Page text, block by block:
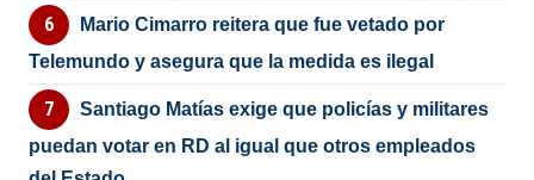
Mario Cimarro reitera que fue vetado por
Telemundo y asegura que la medida es ilegal
Santiago Matías exige que policías y militares
puedan votar en RD al igual que otros empleados